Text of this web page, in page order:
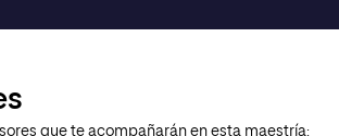
que te acompañarán en esta maestría: